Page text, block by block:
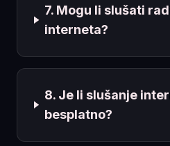
7. Mogu li slušati
interneta?
8. Je li slušanje
besplatno?